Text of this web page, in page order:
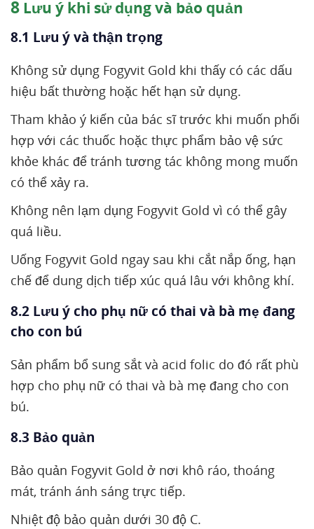
8 Lưu ý khi sử dụng và bảo quản
8.1 Lưu ý và thận trọng
Không sử dụng Fogyvit Gold khi thấy có các dấu
hiệu bất thường hoặc hết hạn sử dụng.
Tham khảo ý kiến của bác sĩ trước khi muốn phối
hợp với các thuốc hoặc thực phẩm bảo vệ sức
khỏe khác để tránh tương tác không mong muốn
có thể xảy ra.
Không nên lạm dụng Fogyvit Gold vì có thể gây
quá liều.
Uống Fogyvit Gold ngay sau khi cắt nắp ống, hạn
chế để dung dịch tiếp xúc quá lâu với không khí.
8.2 Lưu ý cho phụ nữ có thai và bà mẹ đang
cho con bú
Sản phẩm bổ sung sắt và acid folic do đó rất phù
hợp cho phụ nữ có thai và bà mẹ đang cho con
bú.
8.3 Bảo quản
Bảo quản Fogyvit Gold ở nơi khô ráo, thoáng
mát, tránh ánh sáng trực tiếp.
Nhiệt độ bảo quản dưới 30 độ C.